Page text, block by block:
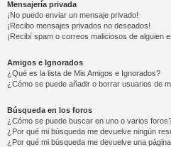
Mensajería privada
¡No puedo enviar un mensaje privado!
¡Recibo mensajes privados no deseados!
¡Recibí spam o correos maliciosos de alguien
Amigos e Ignorados
¿Qué es la lista de Mis Amigos e Ignorados?
¿Cómo se puede añadir o borrar usuarios de
Búsqueda en los foros
¿Cómo se puede buscar en uno o varios
¿Por qué mi búsqueda me devuelve ningún
¿Por qué mi búsqueda me devuelve una